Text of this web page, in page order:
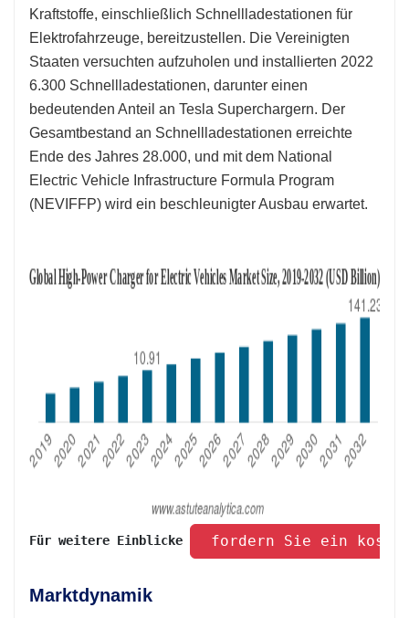
Kraftstoffe, einschließlich Schnellladestationen für
Elektrofahrzeuge, bereitzustellen. Die Vereinigten
Staaten versuchten aufzuholen und installierten 2022
6.300 Schnellladestationen, darunter einen
bedeutenden Anteil an Tesla Superchargern. Der
Gesamtbestand an Schnellladestationen erreichte
Ende des Jahres 28.000, und mit dem National
Electric Vehicle Infrastructure Formula Program
(NEVIFFP) wird ein beschleunigter Ausbau erwartet.
Für weitere Einblicke fordern Sie ein
Marktdynamik